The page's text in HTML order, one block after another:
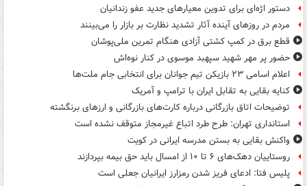
دستور اژه‌ای برای تدوین معیارهای جدید عفو زندانیان
مردم در روزهای آینده آثار تشدید نظارت بر بازار را می‌بینند
قطع برق در کمپ کشتی آزادی هنگام تمرین ملی‌پوشان
حضور پر مهر شهید سپهبد موسوی در کنار نوه‌اش
اعلام اسامی ۲۳ بازیکن تیم جوانان برای انتخابی جام ملت‌ها
کنایه بقایی به تقابل ایران با ترامپ و آمریک
توضیحات اتاق بازرگانی درباره کارت‌های بازرگانی و ارزهای برنگشته
استانداری تهران: طرح طرد اتباع غیرمجاز متوقف نشده است
واکنش بقایی به بستن مدرسه ایرانی در کویت
روستاییان دهک‌های ۶ تا ۱۰ از امسال باید حق بیمه بپردازند
پلیس فتا: ادعای فریز شدن رمزارز ایرانیان جعلی است